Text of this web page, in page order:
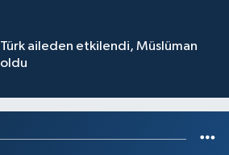
Türk aileden etkilendi, Müslüman
oldu